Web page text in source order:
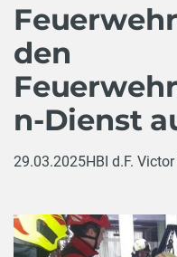
den
n-Dienst
29.03.2025HBI d.F.